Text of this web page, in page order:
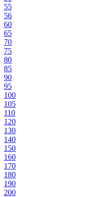
55
56
60
65
70
75
80
85
90
95
100
105
110
120
130
140
150
160
170
180
190
200